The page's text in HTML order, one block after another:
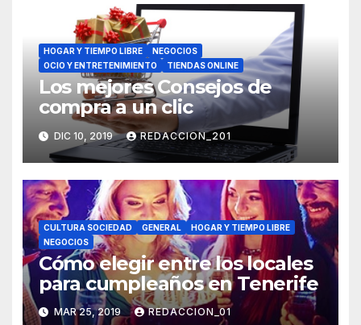
HOGAR Y TIEMPO LIBRE
NEGOCIOS
OCIO Y ENTRETENIMIENTO
TIENDAS ONLINE
Los mejores Consejos de
compra a un clic
DIC 10, 2019 REDACCION_201
CULTURA SOCIEDAD GENERAL
HOGAR Y TIEMPO LIBRE
NEGOCIOS
Cómo elegir entre los locales
para cumpleaños en Tenerife
MAR 25, 2019 REDACCION_01